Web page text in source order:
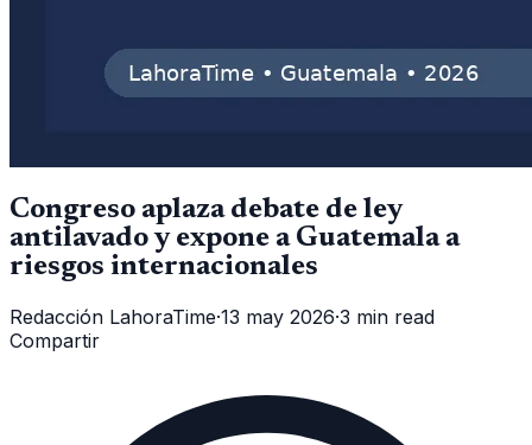
Congreso aplaza debate de ley
antilavado y expone a Guatemala a
riesgos internacionales
Redacción LahoraTime·13 may 2026·3 min read
Compartir